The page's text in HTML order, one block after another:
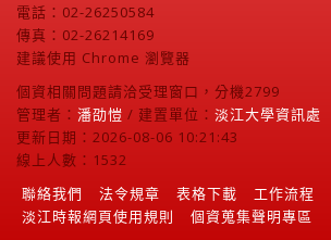
電話：02-26250584
傳真：02-26214169
建議使用 Chrome 瀏覽器
個資相關問題請洽受理窗口，分機2799
管理者： 潘劭愷 / 建置單位： 淡江大學資訊處
更新日期：2026-08-06 10:21:43
線上人數：1532
聯絡我們
法令規章 表格下載
工作流程
淡江時報網頁使用規則
個資蒐集聲明專區